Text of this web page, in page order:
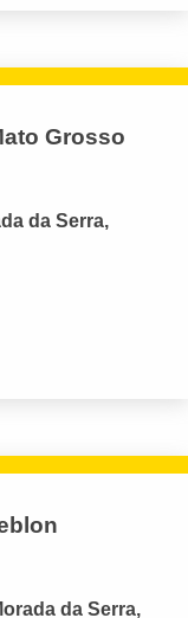
Grosso
da Serra,
da Serra,